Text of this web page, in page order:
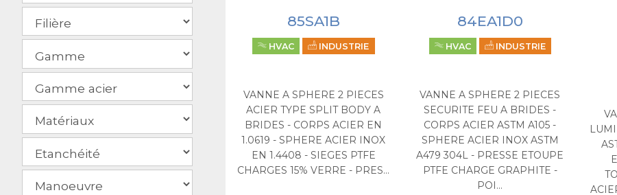
85SA1B
HVAC INDUSTRIE
VANNE A SPHERE 2 PIECES
ACIER TYPE SPLIT BODY A
BRIDES - CORPS ACIER EN
1.0619 - SPHERE ACIER INOX
EN 1.4408 - SIEGES PTFE
CHARGES 15% VERRE - PRES...
84EA1D0
HVAC INDUSTRIE
VANNE A SPHERE 2 PIECES
SECURITE FEU A BRIDES -
CORPS ACIER ASTM A105 -
SPHERE ACIER INOX ASTM
A479 304L - PRESSE ETOUPE
PTFE CHARGE GRAPHITE -
POI...